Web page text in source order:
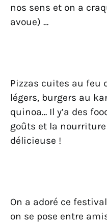
nos sens et on a
avoue) …
Pizzas cuites au feu
légers, burgers au
quinoa… Il y’a des
goûts et la
délicieuse !
On a adoré ce
on se pose entre